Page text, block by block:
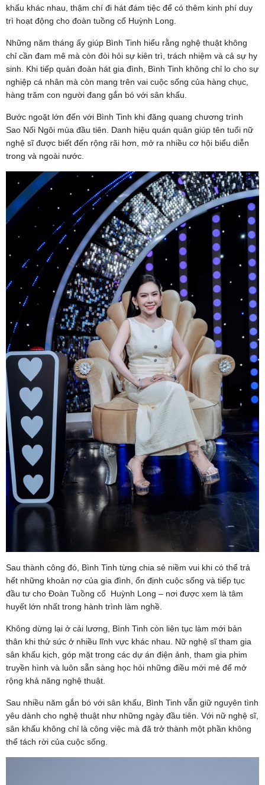
khấu khác nhau, thậm chí đi hát đám tiệc để có thêm kinh phí duy
trì hoạt động cho đoàn tuồng cổ Huỳnh Long.
Những năm tháng ấy giúp Bình Tinh hiểu rằng nghệ thuật không
chỉ cần đam mê mà còn đòi hỏi sự kiên trì, trách nhiệm và cả sự hy
sinh. Khi tiếp quản đoàn hát gia đình, Bình Tinh không chỉ lo cho sự
nghiệp cá nhân mà còn mang trên vai cuộc sống của hàng chục,
hàng trăm con người đang gắn bó với sân khấu.
Bước ngoặt lớn đến với Bình Tinh khi đăng quang chương trình
Sao Nối Ngôi mùa đầu tiên. Danh hiệu quán quân giúp tên tuổi nữ
nghệ sĩ được biết đến rộng rãi hơn, mở ra nhiều cơ hội biểu diễn
trong và ngoài nước.
Sau thành công đó, Bình Tinh từng chia sẻ niềm vui khi có thể trả
hết những khoản nợ của gia đình, ổn định cuộc sống và tiếp tục
đầu tư cho Đoàn Tuồng cổ Huỳnh Long – nơi được xem là tâm
huyết lớn nhất trong hành trình làm nghề.
Không dừng lại ở cải lương, Bình Tinh còn liên tục làm mới bản
thân khi thử sức ở nhiều lĩnh vực khác nhau. Nữ nghệ sĩ tham gia
sân khấu kịch, góp mặt trong các dự án điện ảnh, tham gia phim
truyền hình và luôn sẵn sàng học hỏi những điều mới mẻ để mở
rộng khả năng nghệ thuật.
Sau nhiều năm gắn bó với sân khấu, Bình Tinh vẫn giữ nguyên tình
yêu dành cho nghệ thuật như những ngày đầu tiên. Với nữ nghệ sĩ,
sân khấu không chỉ là công việc mà đã trở thành một phần không
thể tách rời của cuộc sống.